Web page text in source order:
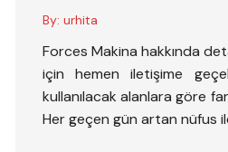
By: urhita
Forces Makina hakkında
için hemen iletişime
kullanılacak alanlara göre
Her geçen gün artan nüfus